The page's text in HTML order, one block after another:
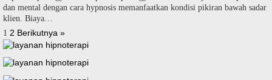
dan mental dengan cara hypnosis memanfaatkan kondisi pikiran bawah sadar
klien. Biaya…
Paginasi
pos
1 2 Berikutnya »